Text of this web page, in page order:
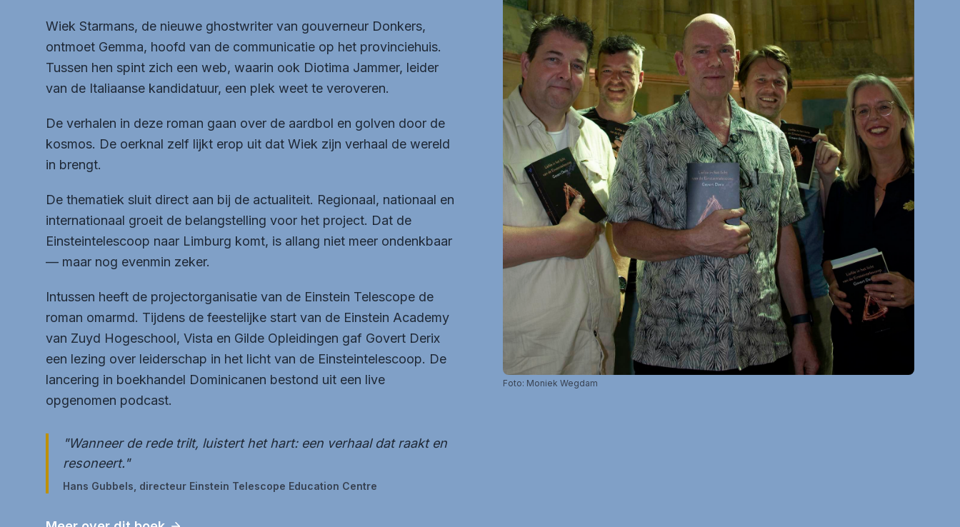
Wiek Starmans, de nieuwe ghostwriter van gouverneur Donkers,
ontmoet Gemma, hoofd van de communicatie op het provinciehuis.
Tussen hen spint zich een web, waarin ook Diotima Jammer, leider
van de Italiaanse kandidatuur, een plek weet te veroveren.
De verhalen in deze roman gaan over de aardbol en golven door de
kosmos. De oerknal zelf lijkt erop uit dat Wiek zijn verhaal de wereld
in brengt.
De thematiek sluit direct aan bij de actualiteit. Regionaal, nationaal en
internationaal groeit de belangstelling voor het project. Dat de
Einsteintelescoop naar Limburg komt, is allang niet meer ondenkbaar
— maar nog evenmin zeker.
Intussen heeft de projectorganisatie van de Einstein Telescope de
roman omarmd. Tijdens de feestelijke start van de Einstein Academy
van Zuyd Hogeschool, Vista en Gilde Opleidingen gaf Govert Derix
een lezing over leiderschap in het licht van de Einsteintelescoop. De
lancering in boekhandel Dominicanen bestond uit een live
opgenomen podcast.
"Wanneer de rede trilt, luistert het hart: een verhaal dat raakt en
resoneert."
Hans Gubbels, directeur Einstein Telescope Education Centre
Foto: Moniek Wegdam